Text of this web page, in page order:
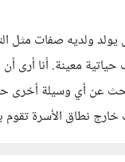
يولد ولديه صفات
معينة. أنا أرى
عن أي وسيلة
خارج نطاق الأسرة